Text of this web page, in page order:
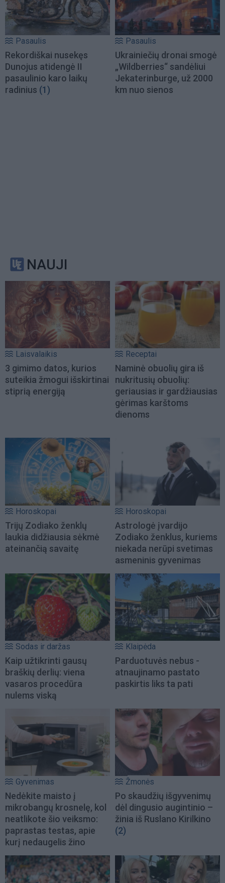
Pasaulis
Rekordiškai nusekęs
Dunojus atidengė II
pasaulinio karo laikų
radinius (1)
Pasaulis
Ukrainiečių dronai smogė
„Wildberries“ sandėliui
Jekaterinburge, už 2000
km nuo sienos
NAUJI
Laisvalaikis
3 gimimo datos, kurios
suteikia žmogui išskirtinai
stiprią energiją
Receptai
Naminė obuolių gira iš
nukritusių obuolių:
geriausias ir gardžiausias
gėrimas karštoms
dienoms
Horoskopai
Trijų Zodiako ženklų
laukia didžiausia sėkmė
ateinančią savaitę
Horoskopai
Astrologė įvardijo
Zodiako ženklus, kuriems
niekada nerūpi svetimas
asmeninis gyvenimas
Sodas ir daržas
Kaip užtikrinti gausų
braškių derlių: viena
vasaros procedūra
nulems viską
Klaipėda
Parduotuvės nebus -
atnaujinamo pastato
paskirtis liks ta pati
Gyvenimas
Nedėkite maisto į
mikrobangų krosnelę, kol
neatlikote šio veiksmo:
paprastas testas, apie
kurį nedaugelis žino
Žmonės
Po skaudžių išgyvenimų
dėl dingusio augintinio –
žinia iš Ruslano Kirilkino
(2)